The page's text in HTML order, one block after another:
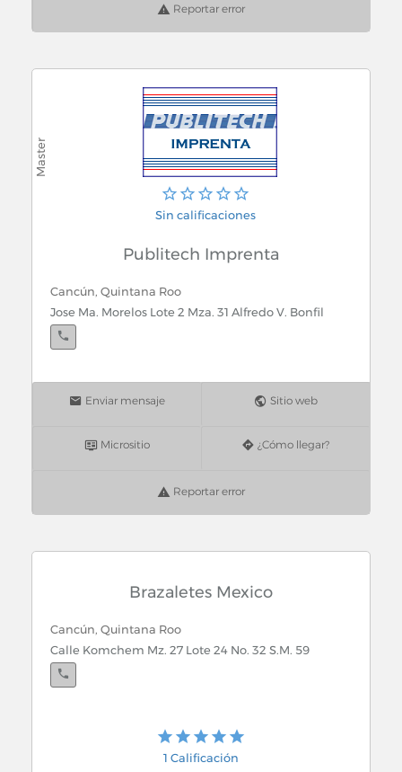
Reportar error
Sin calificaciones
Publitech Imprenta
Cancún, Quintana Roo
Jose Ma. Morelos Lote 2 Mza. 31 Alfredo V. Bonfil
Enviar mensaje Sitio web
Micrositio ¿Cómo llegar?
Reportar error
Brazaletes Mexico
Cancún, Quintana Roo
Calle Komchem Mz. 27 Lote 24 No. 32 S.M. 59
1 Calificación